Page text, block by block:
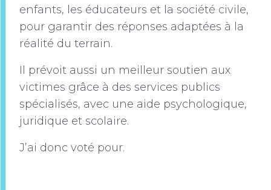
enfants, les éducateurs et la société civile,
pour garantir des réponses adaptées à la
réalité du terrain.
Il prévoit aussi un meilleur soutien aux
victimes grâce à des services publics
spécialisés, avec une aide psychologique,
juridique et scolaire.
J’ai donc voté pour.